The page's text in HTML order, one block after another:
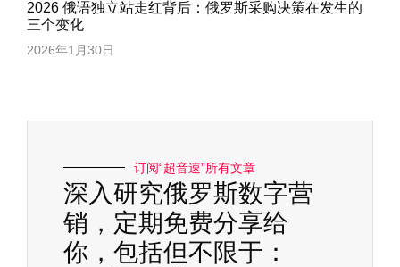
2026 俄语独立站走红背后：俄罗斯采购决策在发生的
三个变化
2026年1月30日
订阅“超音速”所有文章
深入研究俄罗斯数字营
销，定期免费分享给
你，包括但不限于：